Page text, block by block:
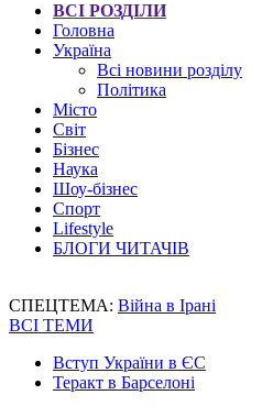
ВСІ РОЗДІЛИ
Головна
Україна
Всі новини розділу
Політика
Місто
Світ
Бізнес
Наука
Шоу-бізнес
Спорт
Lifestyle
БЛОГИ ЧИТАЧІВ
СПЕЦТЕМА: Війна в Ірані
ВСІ ТЕМИ
Вступ України в ЄС
Теракт в Барселоні